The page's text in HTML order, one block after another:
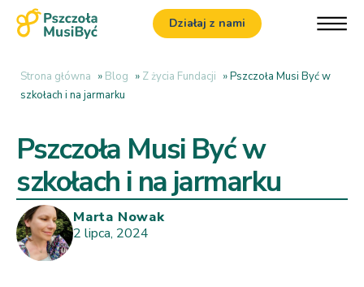
Działaj z nami
Strona główna » Blog » Z życia Fundacji »Pszczoła Musi Być w
szkołach i na jarmarku
Pszczoła Musi Być w
szkołach i na jarmarku
Marta Nowak
2 lipca, 2024